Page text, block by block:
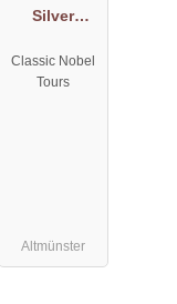
Silver
LWB
Classic Nobel
Tours
Altmünster